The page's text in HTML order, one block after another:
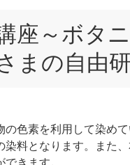
座～ボタ
自由研
色素を利用して染めて
料となります。また
きます。